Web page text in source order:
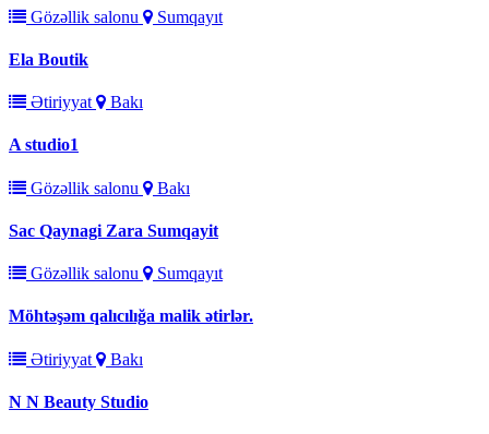
Gözəllik salonu Sumqayıt
Ela Boutik
Ətiriyyat Bakı
A studio1
Gözəllik salonu Bakı
Sac Qaynagi Zara Sumqayit
Gözəllik salonu Sumqayıt
Möhtəşəm qalıcılığa malik ətirlər.
Ətiriyyat Bakı
N N Beauty Studio